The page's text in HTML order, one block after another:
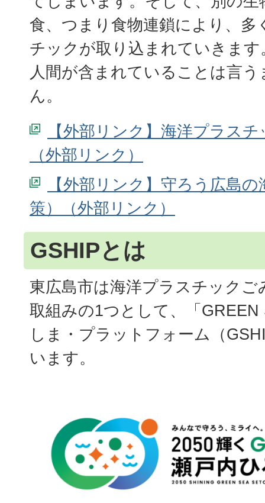
食、つまり食物連鎖により、多
チックが取り込まれていきま
人間が含まれていることは言
ん。
【外部リンク】海洋プラス
【外部リンク】守ろう広島
策）
GSHIPとは
東広島市は海洋プラスチックご
取組みの1つとして、「GREEN
しま・プラットフォーム（
います。